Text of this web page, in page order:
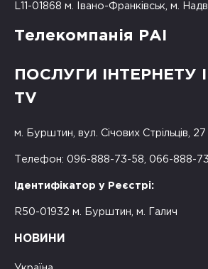
L11-01868 м. Івано-Франківськ, м.
Телекомпанія РАІ
ПОСЛУГИ ІНТЕРНЕТУ
TV
м. Бурштин, вул. Січових Стрільців, 27
Телефон: 096-888-73-58, 066-888-
Ідентифікатор у Реєстрі:
R50-01932 м. Бурштин, м. Галич
НОВИНИ